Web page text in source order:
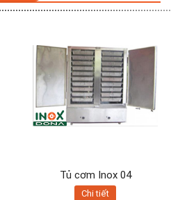
Tủ cơm Inox 04
Chi tiết